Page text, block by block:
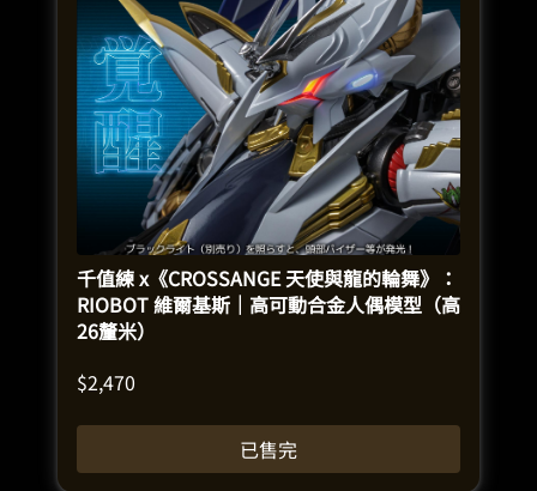
千值練 x《CROSSANGE 天使與龍的輪舞》：
RIOBOT 維爾基斯｜高可動合金人偶模型（高
26釐米）
$2,470
已售完